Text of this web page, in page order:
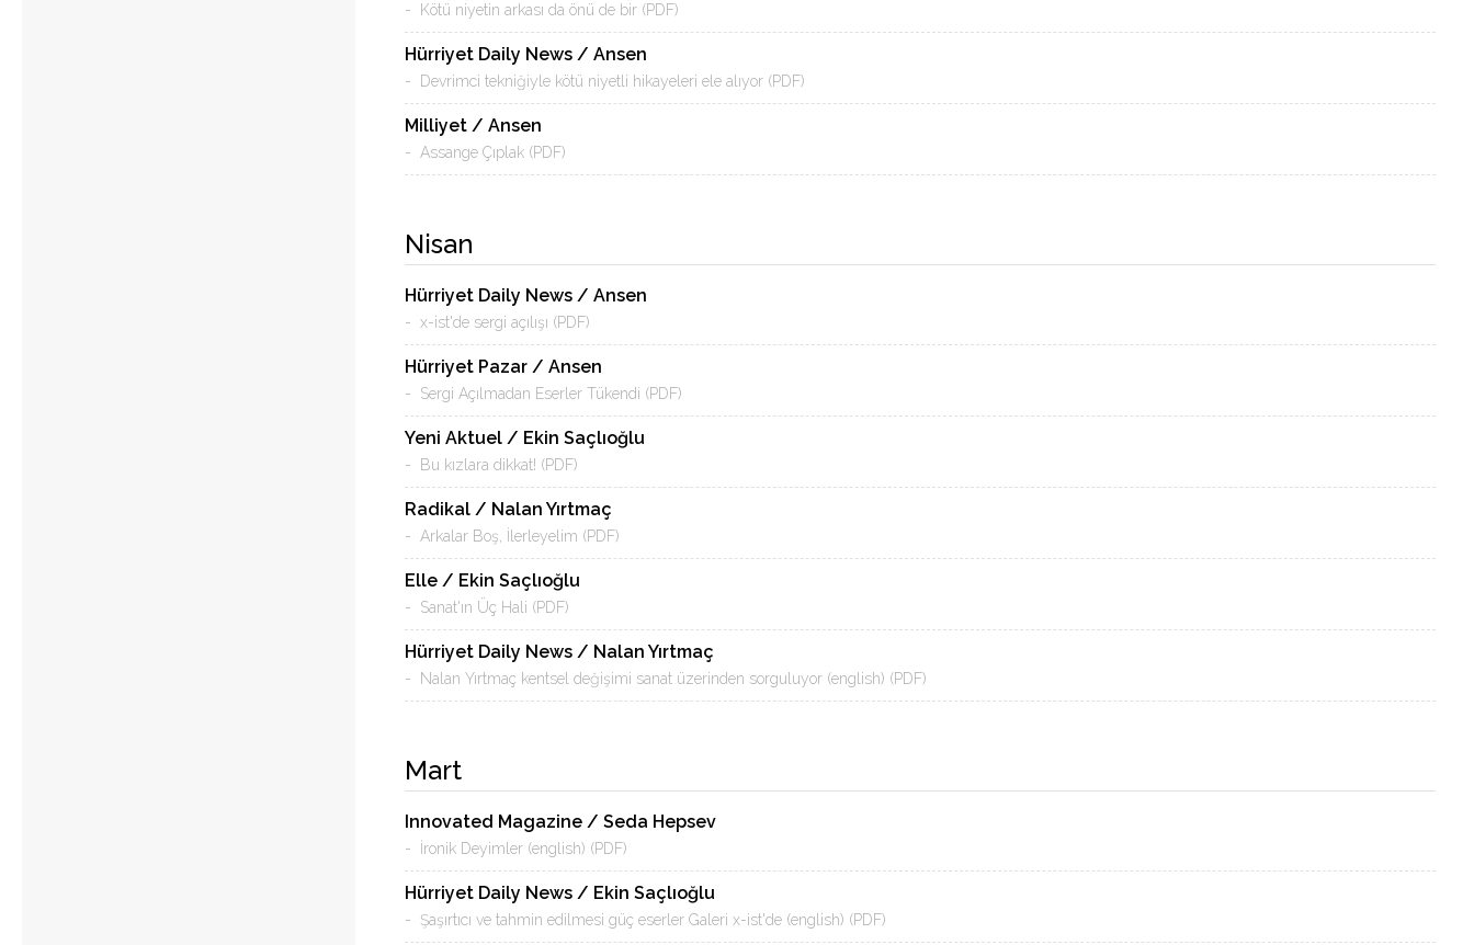
- Kötü niyetin arkası da önü de bir (PDF)
Hürriyet Daily News / Ansen
- Devrimci tekniğiyle kötü niyetli hikayeleri ele alıyor (PDF)
Milliyet / Ansen
- Assange Çıplak (PDF)
Nisan
Hürriyet Daily News / Ansen
- x-ist'de sergi açılışı (PDF)
Hürriyet Pazar / Ansen
- Sergi Açılmadan Eserler Tükendi (PDF)
Yeni Aktuel / Ekin Saçlıoğlu
- Bu kızlara dikkat! (PDF)
Radikal / Nalan Yırtmaç
- Arkalar Boş, İlerleyelim (PDF)
Elle / Ekin Saçlıoğlu
- Sanat'ın Üç Hali (PDF)
Hürriyet Daily News / Nalan Yırtmaç
- Nalan Yırtmaç kentsel değişimi sanat üzerinden sorguluyor (english) (PDF)
Mart
Innovated Magazine / Seda Hepsev
- İronik Deyimler (english) (PDF)
Hürriyet Daily News / Ekin Saçlıoğlu
- Şaşırtıcı ve tahmin edilmesi güç eserler Galeri x-ist'de (english) (PDF)